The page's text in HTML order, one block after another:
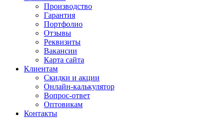
Производство
Гарантия
Портфолио
Отзывы
Реквизиты
Вакансии
Карта сайта
Клиентам
Скидки и акции
Онлайн-калькулятор
Вопрос-ответ
Оптовикам
Контакты